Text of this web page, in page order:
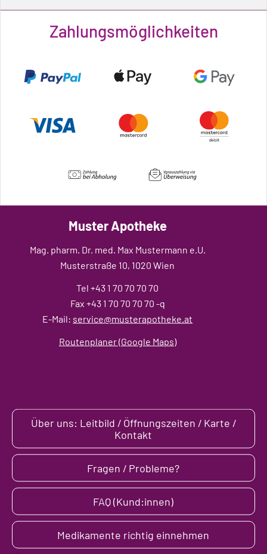
Zahlungsmöglichkeiten
Muster Apotheke
Mag. pharm. Dr. med. Max Mustermann e.U.
Musterstraße 10, 1020 Wien
Tel +43 1 70 70 70 70
Fax +43 1 70 70 70 70 -q
E-Mail: service@musterapotheke.at
Routenplaner (Google Maps)
Über uns: Leitbild / Öffnungszeiten / Karte /
Kontakt
Fragen / Probleme?
FAQ (Kund:innen)
Medikamente richtig einnehmen